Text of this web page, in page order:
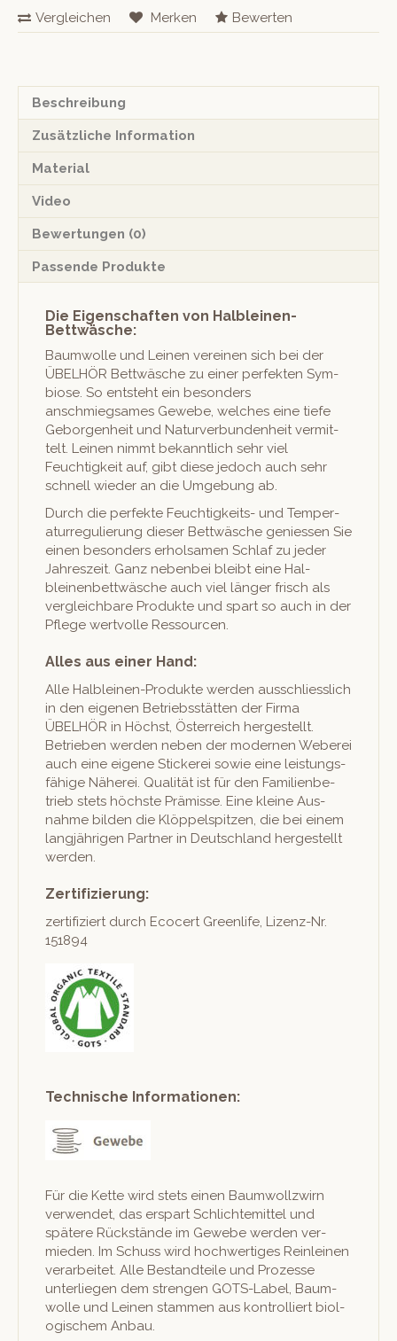
Bettwäsche
«Ornament
Menge
Vergleichen Merken Bewerten
Beschreibung
Zusätzliche Information
Material
Video
Bewertungen (0)
Passende Produkte
Die Eigenschaften von Halbleinen-
Bettwäsche:
Baum­wolle und Leinen vere­inen sich bei der
ÜBELHÖR Bet­twäsche zu ein­er per­fek­ten Sym­
biose. So entste­ht ein beson­ders
anschmiegsames Gewebe, welch­es eine tiefe
Gebor­gen­heit und Naturver­bun­den­heit ver­mit­
telt. Leinen nimmt bekan­ntlich sehr viel
Feuchtigkeit auf, gibt diese jedoch auch sehr
schnell wieder an die Umge­bung ab.
Durch die per­fek­te Feuchtigkeits- und Tem­per­
atur­reg­ulierung dieser Bet­twäsche geniessen Sie
einen beson­ders erhol­samen Schlaf zu jed­er
Jahreszeit. Ganz neben­bei bleibt eine Hal­
bleinen­bet­twäsche auch viel länger frisch als
ver­gle­ich­bare Pro­duk­te und spart so auch in der
Pflege wertvolle Ressourcen.
Alles aus einer Hand:
Alle Hal­bleinen-Pro­duk­te wer­den auss­chliesslich
in den eige­nen Betrieb­sstät­ten der Fir­ma
ÜBELHÖR in Höchst, Öster­re­ich hergestellt.
Betrieben wer­den neben der mod­er­nen Weberei
auch eine eigene Stick­erei sowie eine leis­tungs­
fähige Näherei. Qual­ität ist für den Fam­i­lien­be­
trieb stets höch­ste Prämisse. Eine kleine Aus­
nahme bilden die Klöp­pel­spitzen, die bei einem
langjähri­gen Part­ner in Deutsch­land hergestellt
werden.
Zertifizierung:
zer­ti­fiziert durch Eco­cert Green­life, Lizenz-Nr.
151894
Technische Informationen:
Für die Kette wird stets einen Baum­wol­lzwirn
ver­wen­det, das erspart Schlichtemit­tel und
spätere Rückstände im Gewebe wer­den ver­
mieden. Im Schuss wird hochw­er­tiges Rein­leinen
ver­ar­beit­et. Alle Bestandteile und Prozesse
unter­liegen dem stren­gen GOTS-Label, Baum­
wolle und Leinen stam­men aus kon­trol­liert biol­
o­gis­chem Anbau.